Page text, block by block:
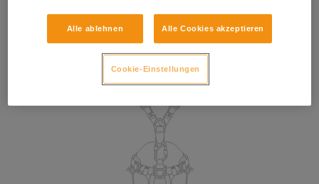
Alle ablehnen Alle Cookies akzeptieren
Cookie-Einstellungen